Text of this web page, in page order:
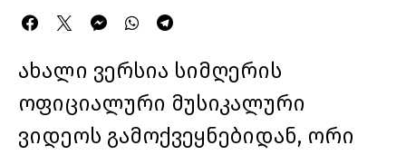
ახალი ვერსია სიმღერის
ოფიციალური მუსიკალური
ვიდეოს გამოქვეყნებიდან, ორი